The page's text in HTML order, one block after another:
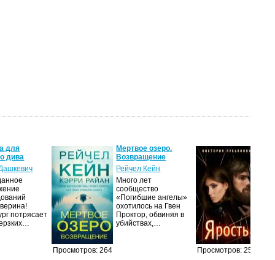
для
дива
потрясает
Просмотров: 264
Мертвое озеро.
Возвращение
Рейчел Кейн
Много лет
сообщество
«Погибшие ангелы»
охотилось на Гвен
Проктор, обвиняя в
убийствах,…
Просмотров: 252